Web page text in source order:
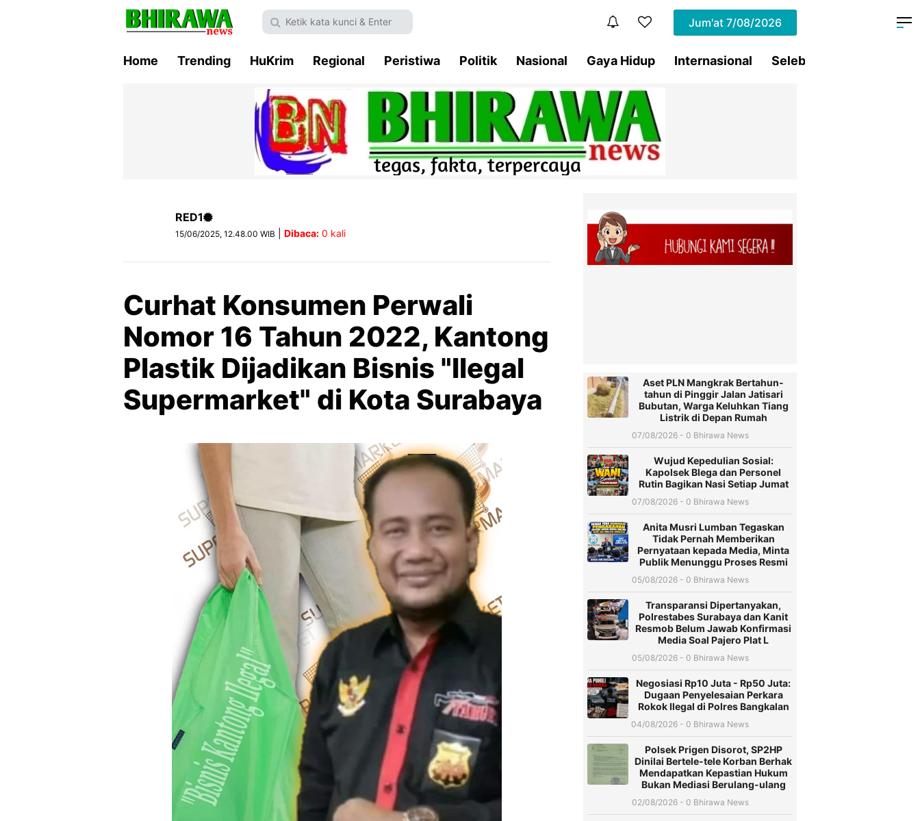
Jum'at 7/08/2026
Home Trending HuKrim Regional Peristiwa Politik Nasional Gaya Hidup Internasional Selebritis
RED1
15/06/2025, 12.48.00 WIB Dibaca: 0 kali
Curhat Konsumen Perwali
Nomor 16 Tahun 2022, Kantong
Plastik Dijadikan Bisnis "Ilegal
Supermarket" di Kota Surabaya
Aset PLN Mangkrak Bertahun-
tahun di Pinggir Jalan Jatisari
Bubutan, Warga Keluhkan Tiang
Listrik di Depan Rumah
07/08/2026 - 0 Bhirawa News
Wujud Kepedulian Sosial:
Kapolsek Blega dan Personel
Rutin Bagikan Nasi Setiap Jumat
07/08/2026 - 0 Bhirawa News
Anita Musri Lumban Tegaskan
Tidak Pernah Memberikan
Pernyataan kepada Media, Minta
Publik Menunggu Proses Resmi
05/08/2026 - 0 Bhirawa News
Transparansi Dipertanyakan,
Polrestabes Surabaya dan Kanit
Resmob Belum Jawab Konfirmasi
Media Soal Pajero Plat L
05/08/2026 - 0 Bhirawa News
Negosiasi Rp10 Juta - Rp50 Juta:
Dugaan Penyelesaian Perkara
Rokok Ilegal di Polres Bangkalan
04/08/2026 - 0 Bhirawa News
Polsek Prigen Disorot, SP2HP
Dinilai Bertele-tele Korban Berhak
Mendapatkan Kepastian Hukum
Bukan Mediasi Berulang-ulang
02/08/2026 - 0 Bhirawa News